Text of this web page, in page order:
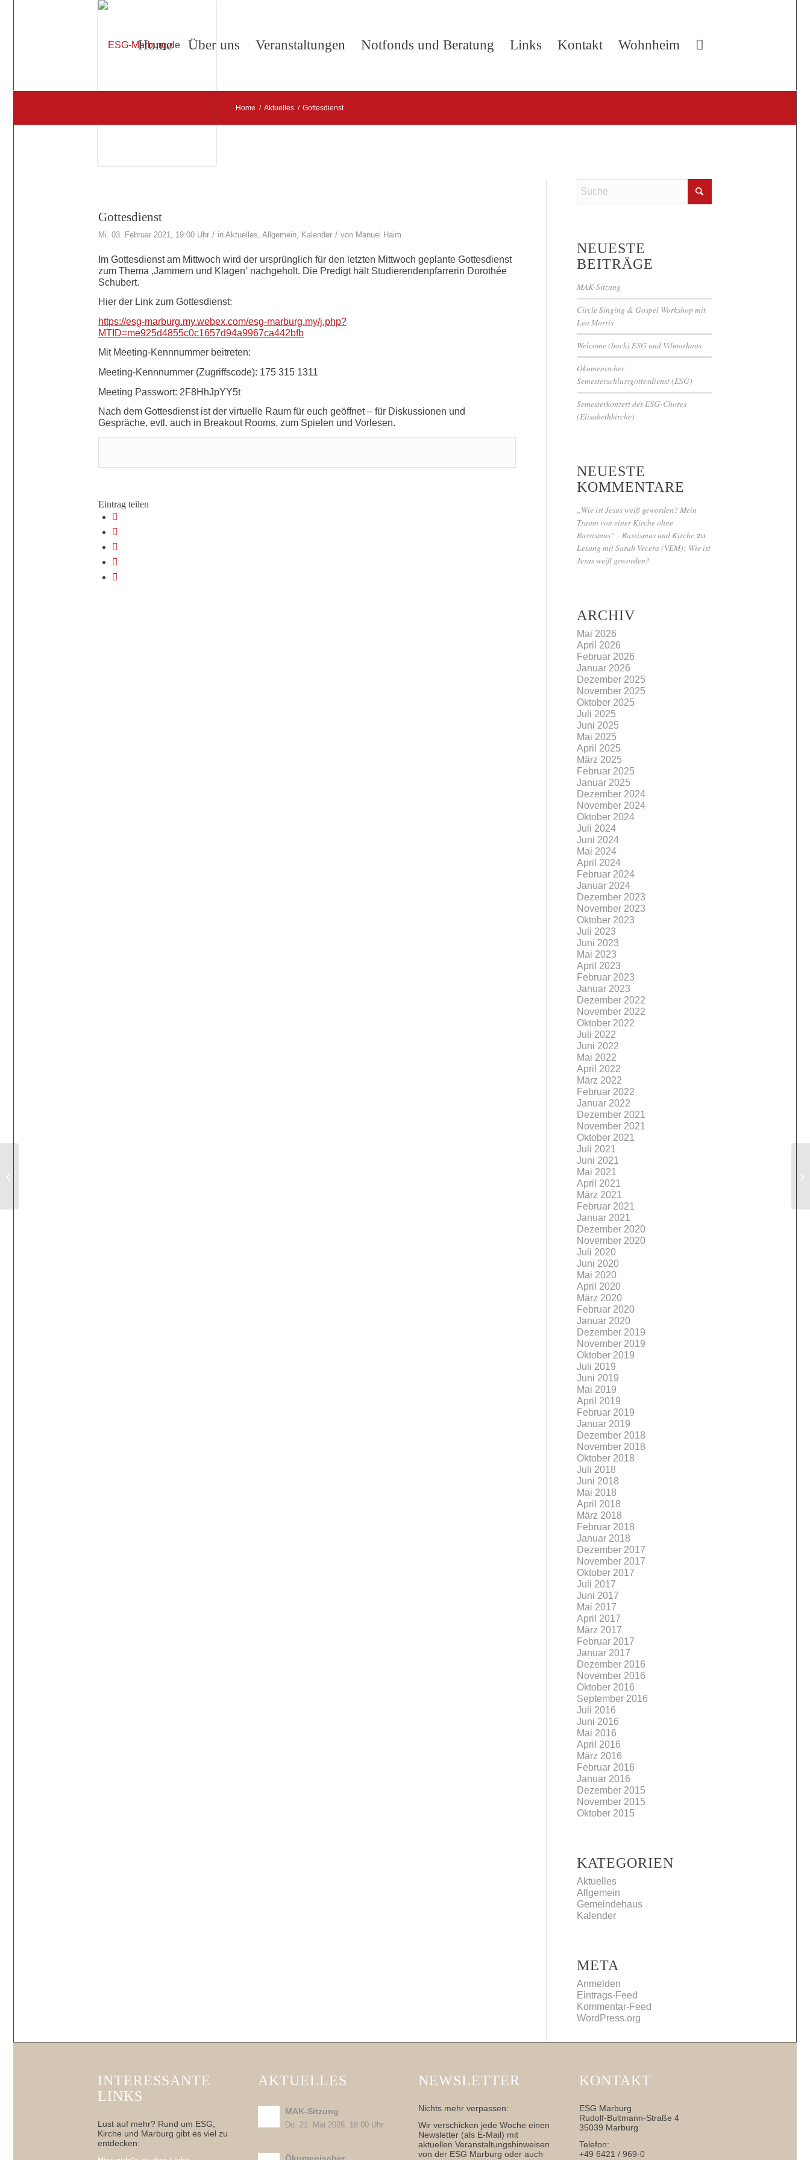
Home Über uns Veranstaltungen Notfonds und Beratung Links Kontakt Wohnheim
Home / Aktuelles / Gottesdienst
Gottesdienst
Mi. 03. Februar 2021, 19:00 Uhr / in Aktuelles, Allgemein, Kalender / von Manuel Haim
Im Gottesdienst am Mittwoch wird der ursprünglich für den letzten Mittwoch geplante Gottesdienst
zum Thema ‚Jammern und Klagen‘ nachgeholt. Die Predigt hält Studierendenpfarrerin Dorothée
Schubert.
Hier der Link zum Gottesdienst:
https://esg-marburg.my.webex.com/esg-marburg.my/j.php?
MTID=me925d4855c0c1657d94a9967ca442bfb
Mit Meeting-Kennnummer beitreten:
Meeting-Kennnummer (Zugriffscode): 175 315 1311
Meeting Passwort: 2F8HhJpYY5t
Nach dem Gottesdienst ist der virtuelle Raum für euch geöffnet – für Diskussionen und
Gespräche, evtl. auch in Breakout Rooms, zum Spielen und Vorlesen.
Eintrag teilen
NEUESTE
BEITRÄGE
MAK-Sitzung
Circle Singing & Gospel Workshop mit
Lea Morris
Welcome (back) ESG und Vilmarhaus
Ökumenischer
Semesterschlussgottesdienst (ESG)
Semesterkonzert des ESG-Chores
(Elisabethkirche)
NEUESTE
KOMMENTARE
„Wie ist Jesus weiß geworden? Mein
Traum von einer Kirche ohne
Rassismus“ - Rassismus und Kirche zu
Lesung mit Sarah Vecera (VEM): Wie ist
Jesus weiß geworden?
ARCHIV
Mai 2026
April 2026
Februar 2026
Januar 2026
Dezember 2025
November 2025
Oktober 2025
Juli 2025
Juni 2025
Mai 2025
April 2025
März 2025
Februar 2025
Januar 2025
Dezember 2024
November 2024
Oktober 2024
Juli 2024
Juni 2024
Mai 2024
April 2024
Februar 2024
Januar 2024
Dezember 2023
November 2023
Oktober 2023
Juli 2023
Juni 2023
Mai 2023
April 2023
Februar 2023
Januar 2023
Dezember 2022
November 2022
Oktober 2022
Juli 2022
Juni 2022
Mai 2022
April 2022
März 2022
Februar 2022
Januar 2022
Dezember 2021
November 2021
Oktober 2021
Juli 2021
Juni 2021
Mai 2021
April 2021
März 2021
Februar 2021
Januar 2021
Dezember 2020
November 2020
Juli 2020
Juni 2020
Mai 2020
April 2020
März 2020
Februar 2020
Januar 2020
Dezember 2019
November 2019
Oktober 2019
Juli 2019
Juni 2019
Mai 2019
April 2019
Februar 2019
Januar 2019
Dezember 2018
November 2018
Oktober 2018
Juli 2018
Juni 2018
Mai 2018
April 2018
März 2018
Februar 2018
Januar 2018
Dezember 2017
November 2017
Oktober 2017
Juli 2017
Juni 2017
Mai 2017
April 2017
März 2017
Februar 2017
Januar 2017
Dezember 2016
November 2016
Oktober 2016
September 2016
Juli 2016
Juni 2016
Mai 2016
April 2016
März 2016
Februar 2016
Januar 2016
Dezember 2015
November 2015
Oktober 2015
KATEGORIEN
Aktuelles
Allgemein
Gemeindehaus
Kalender
META
Anmelden
Eintrags-Feed
Kommentar-Feed
WordPress.org
INTERESSANTE
LINKS
Lust auf mehr? Rund um ESG,
Kirche und Marburg gibt es viel zu
entdecken:
AKTUELLES
MAK-Sitzung
Do. 21. Mai 2026, 18:00 Uhr
NEWSLETTER
Nichts mehr verpassen:
Wir verschicken jede Woche einen
Newsletter (als E-Mail) mit
aktuellen Veranstaltungshinweisen
von der ESG Marburg oder auch
KONTAKT
ESG Marburg
Rudolf-Bultmann-Straße 4
35039 Marburg
Telefon:
+49 6421 / 969-0